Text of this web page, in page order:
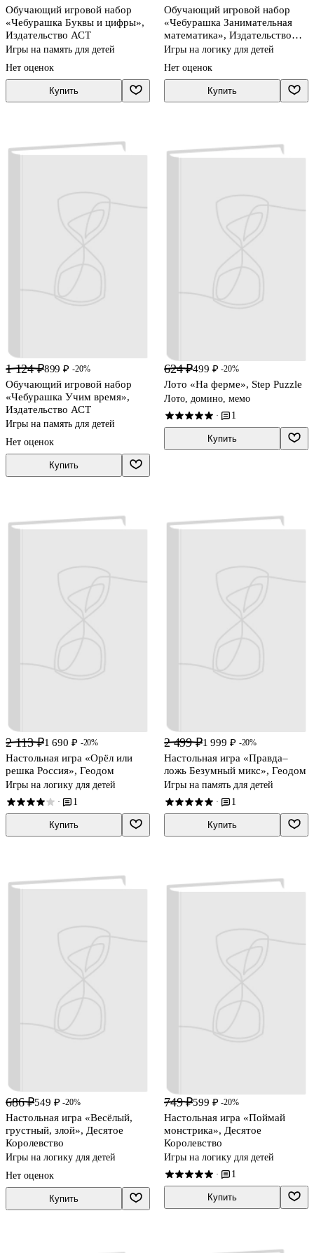
Обучающий игровой набор
«Чебурашка Буквы и цифры»,
Издательство АСТ
Игры на память для детей
Нет оценок
Купить
Обучающий игровой набор
«Чебурашка Занимательная
математика», Издательство
АСТ
Игры на логику для детей
Нет оценок
Купить
1 124 ₽899 ₽ -20%
Обучающий игровой набор
«Чебурашка Учим время»,
Издательство АСТ
Игры на память для детей
Нет оценок
Купить
624 ₽499 ₽ -20%
Лото «На ферме», Step Puzzle
Лото, домино, мемо
· 1
Купить
2 113 ₽1 690 ₽ -20%
Настольная игра «Орёл или
решка Россия», Геодом
Игры на логику для детей
· 1
Купить
2 499 ₽1 999 ₽ -20%
Настольная игра «Правда–
ложь Безумный микс», Геодом
Игры на память для детей
· 1
Купить
686 ₽549 ₽ -20%
Настольная игра «Весёлый,
грустный, злой», Десятое
Королевство
Игры на логику для детей
Нет оценок
Купить
749 ₽599 ₽ -20%
Настольная игра «Поймай
монстрика», Десятое
Королевство
Игры на логику для детей
· 1
Купить